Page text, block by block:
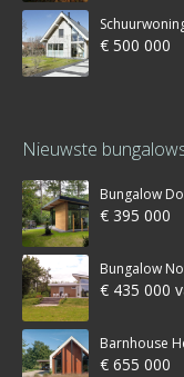
€ 500 000
Nieuwste
Bungalow
€ 395 000
Bungalow
€ 435 000
Barnhouse
€ 655 000